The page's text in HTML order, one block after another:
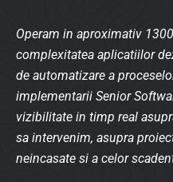
Operam in aproximativ
complexitatea aplicatiilor
de automatizare a
implementarii Senior
vizibilitate in timp real
sa intervenim, asupra
neincasate si a celor